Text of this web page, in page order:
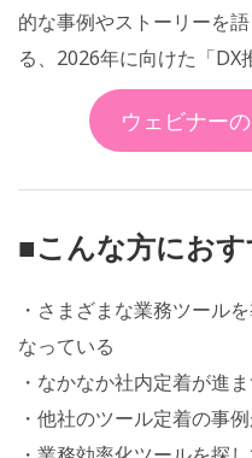
的な事例やストーリーを
る、2026年に向けた「DX
ウェビナー
■こんな方にお
・さまざまな業務ツール
なっている
・なかなか社内定着が進
・他社のツール定着の事